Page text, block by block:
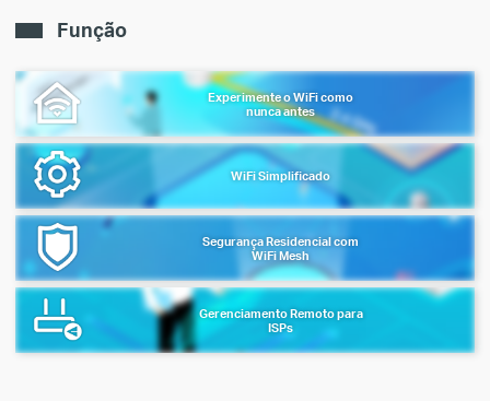
Função
Experimente o WiFi como
nunca antes
WiFi Simplificado
Segurança Residencial com
WiFi Mesh
Gerenciamento Remoto para
ISPs